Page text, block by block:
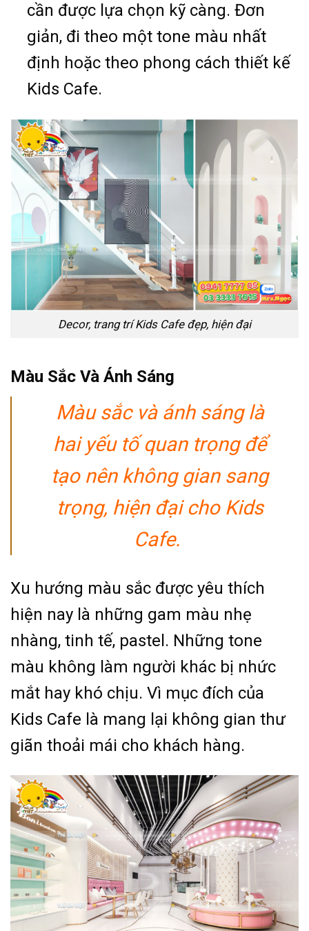
cần được lựa chọn kỹ càng. Đơn
giản, đi theo một tone màu nhất
định hoặc theo phong cách thiết kế
Kids Cafe.
Decor, trang trí Kids Cafe đẹp, hiện đại
Màu Sắc Và Ánh Sáng
Màu sắc và ánh sáng là
hai yếu tố quan trọng để
tạo nên không gian sang
trọng, hiện đại cho Kids
Cafe.
Xu hướng màu sắc được yêu thích
hiện nay là những gam màu nhẹ
nhàng, tinh tế, pastel. Những tone
màu không làm người khác bị nhức
mắt hay khó chịu. Vì mục đích của
Kids Cafe là mang lại không gian thư
giãn thoải mái cho khách hàng.